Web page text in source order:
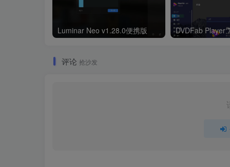
Luminar Neo v1.28.0便携版 DVDFab Player
评论 抢沙发